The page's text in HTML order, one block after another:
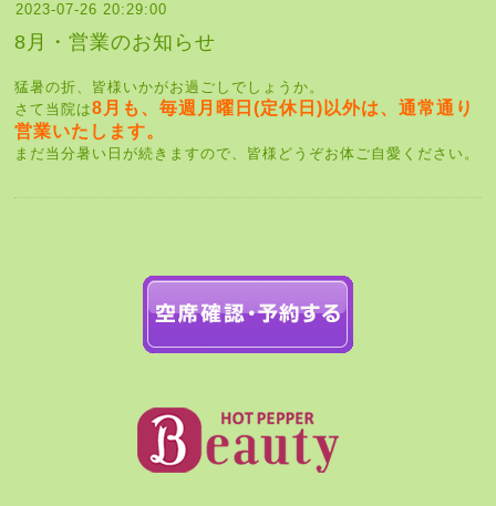
2023-07-26 20:29:00
8月・営業のお知らせ
猛暑の折、皆様いかがお過ごしでしょうか。
さて当院は8月も、毎週月曜日(定休日)以外は、通常通り
営業いたします。
まだ当分暑い日が続きますので、皆様どうぞお体ご自愛ください。